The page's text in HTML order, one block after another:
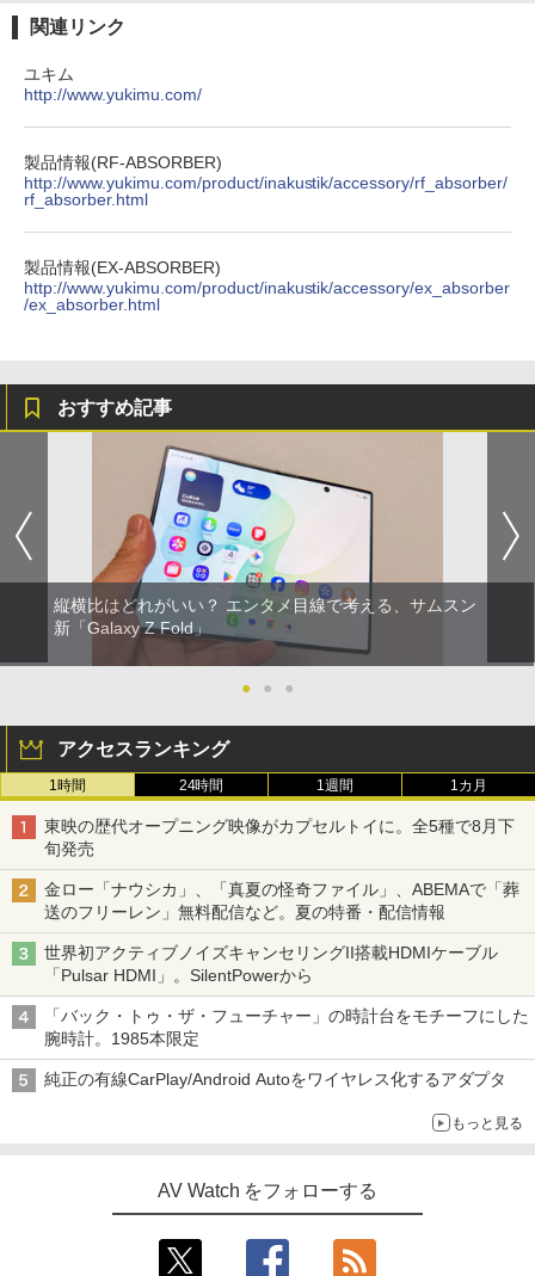
関連リンク
ユキム
http://www.yukimu.com/
製品情報(RF-ABSORBER)
http://www.yukimu.com/product/inakustik/accessory/rf_absorber/
rf_absorber.html
製品情報(EX-ABSORBER)
http://www.yukimu.com/product/inakustik/accessory/ex_absorber
/ex_absorber.html
おすすめ記事
縦横比はどれがいい？ エンタメ目線で考える、サムスン
新「Galaxy Z Fold」
● ● ●
アクセスランキング
1時間 24時間 1週間 1カ月
東映の歴代オープニング映像がカプセルトイに。全5種で8月下
旬発売
金ロー「ナウシカ」、「真夏の怪奇ファイル」、ABEMAで「葬
送のフリーレン」無料配信など。夏の特番・配信情報
世界初アクティブノイズキャンセリングII搭載HDMIケーブル
「Pulsar HDMI」。SilentPowerから
「バック・トゥ・ザ・フューチャー」の時計台をモチーフにした
腕時計。1985本限定
純正の有線CarPlay/Android Autoをワイヤレス化するアダプタ
もっと見る
AV Watch をフォローする